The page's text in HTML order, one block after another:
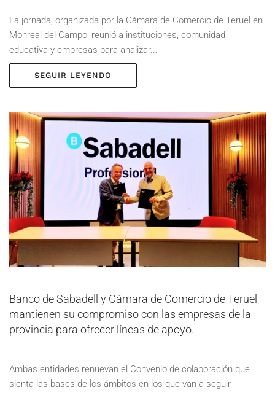
La jornada, organizada por la Cámara de Comercio de Teruel en
Monreal del Campo, reunió a instituciones, comunidad
educativa y empresas para analizar...
SEGUIR LEYENDO
Banco de Sabadell y Cámara de Comercio de Teruel
mantienen su compromiso con las empresas de la
provincia para ofrecer líneas de apoyo.
Ambas entidades renuevan el Convenio de colaboración que
sienta las bases de los ámbitos en los que van a seguir